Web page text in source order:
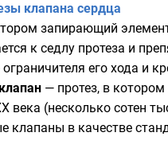
клапана сердца
запирающий
к седлу протеза и
его хода и
— протез, в
века (несколько сотен
в качестве